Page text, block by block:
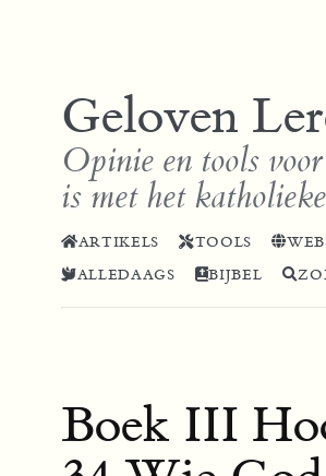
Geloven
Opinie en tools
is met het
ARTIKELS TOOLS
ALLEDAAGS
BIJBEL
Boek III